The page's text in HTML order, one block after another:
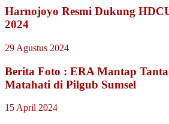
Harnojoyo Resmi Dukung
2024
29 Agustus 2024
Berita Foto : ERA Mantap
Matahati di Pilgub Sumsel
15 April 2024